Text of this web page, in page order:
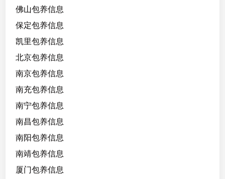
听
话
纪
小
只
过
一
次
在
校
学
佛山包养信息
保定包养信息
凯里包养信息
北京包养信息
南京包养信息
南充包养信息
南宁包养信息
南昌包养信息
南阳包养信息
南靖包养信息
厦门包养信息